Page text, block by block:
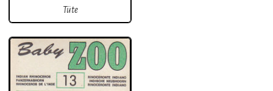
Tüte